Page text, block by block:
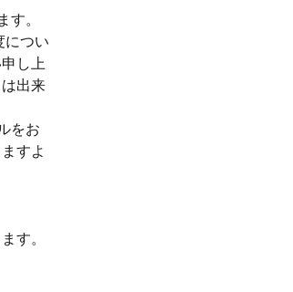
す。
につい
し上
出来
をお
すよ
す。